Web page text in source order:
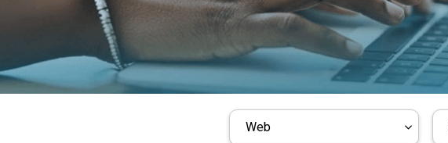
Web